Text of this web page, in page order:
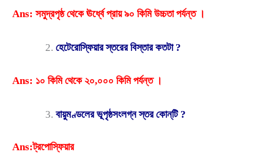
Ans: সমুদ্রপৃষ্ঠ থেকে ঊর্ধ্বে প্রায় ৯০ কিমি উচ্চতা পর্যন্ত ।
হেটেরোস্ফিয়ার স্তরের বিস্তার কতটা ?
Ans: ১০ কিমি থেকে ২০,০০০ কিমি পর্যন্ত ।
বায়ুমণ্ডলের ভূপৃষ্ঠসংলগ্ন স্তর কোন্‌টি ?
Ans:ট্রপোস্ফিয়ার